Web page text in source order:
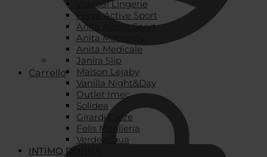
Carrello
Wacoal Lingerie
Freya Active Sport
Anita Active Sport
Anita Maternity
Anita Medicale
Janira Slip
Maison Lejaby
Vanilla Night&Day
Outlet Imec
Solidea
Girardi Calze
Felis Maglieria
Verdeacqua
INTIMO DONNA